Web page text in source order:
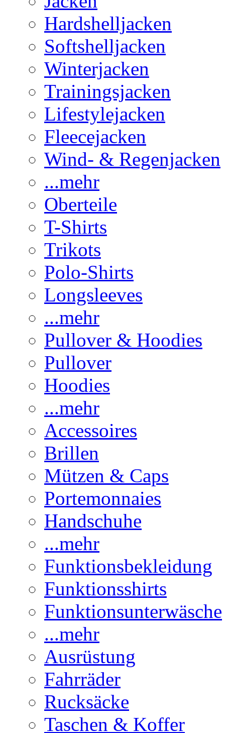
Hardshelljacken
Softshelljacken
Winterjacken
Trainingsjacken
Lifestylejacken
Fleecejacken
Wind- & Regenjacken
...mehr
Oberteile
T-Shirts
Trikots
Polo-Shirts
Longsleeves
...mehr
Pullover & Hoodies
Pullover
Hoodies
...mehr
Accessoires
Brillen
Mützen & Caps
Portemonnaies
Handschuhe
...mehr
Funktionsbekleidung
Funktionsshirts
Funktionsunterwäsche
...mehr
Ausrüstung
Fahrräder
Rucksäcke
Taschen & Koffer